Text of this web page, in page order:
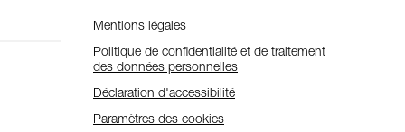
Mentions légales
Politique de confidentialité et de traitement
des données personnelles
Déclaration d'accessibilité
Paramètres des cookies